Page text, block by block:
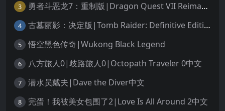
3 勇者斗恶龙7：重制版|Dragon Quest VII Reimagined中文
4 古墓丽影：决定版|Tomb Raider: Definitive Edition中文
5 悟空黑色传奇|Wukong Black Legend
6 八方旅人0|歧路旅人0|Octopath Traveler 0中文
7 潜水员戴夫|Dave the Diver中文
8 完蛋！我被美女包围了2|Love Is All Around 2中文